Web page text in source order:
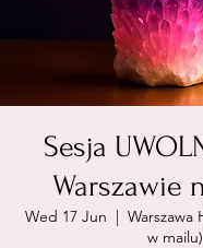
Sesja
Warszawie
Wed 17 Jun
  |
Warszawa
w mailu)